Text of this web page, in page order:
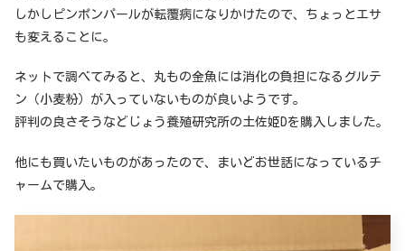
しかしピンポンパールが転覆病になりかけたので、ちょっとエサ
も変えることに。
ネットで調べてみると、丸もの金魚には消化の負担になるグルテ
ン（小麦粉）が入っていないものが良いようです。
評判の良さそうなどじょう養殖研究所の土佐姫Dを購入しました。
他にも買いたいものがあったので、まいどお世話になっているチ
ャームで購入。